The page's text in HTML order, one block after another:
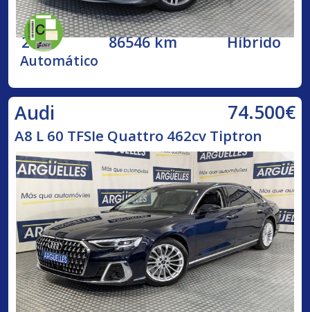
2020 86546 km Híbrido
Automático
Audi 74.500€
A8 L 60 TFSIe Quattro 462cv Tiptron